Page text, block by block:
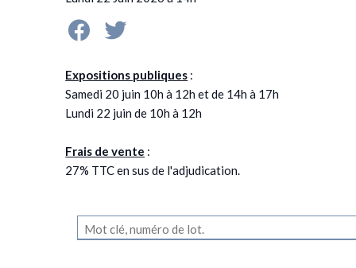
Expositions publiques :
Samedi 20 juin 10h à 12h et de 14h à 17h
Lundi 22 juin de 10h à 12h
Frais de vente :
27% TTC en sus de l'adjudication.